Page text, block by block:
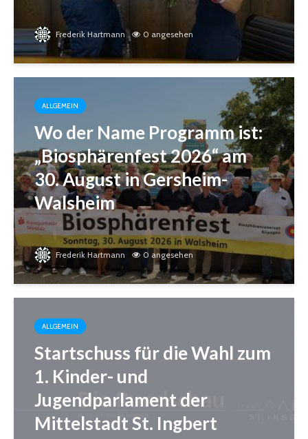
Frederik Hartmann 0 angesehen
ALLGEMEIN
Wo der Name Programm ist:
„Biosphärenfest 2026“ am
30. August in Gersheim-
Walsheim
Frederik Hartmann 0 angesehen
ALLGEMEIN
Startschuss für die Wahl zum
1. Kinder- und
Jugendparlament der
Mittelstadt St. Ingbert